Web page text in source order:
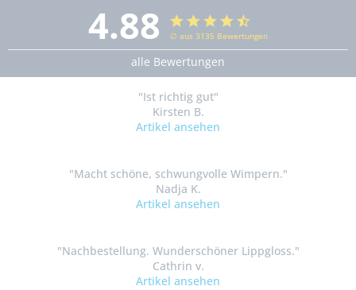
4.88 ∅ aus 3135 Bewertungen
alle Bewertungen
"Ist richtig gut"
Kirsten B.
Artikel ansehen
"Macht schöne, schwungvolle Wimpern."
Nadja K.
Artikel ansehen
"Nachbestellung. Wunderschöner Lippgloss."
Cathrin v.
Artikel ansehen